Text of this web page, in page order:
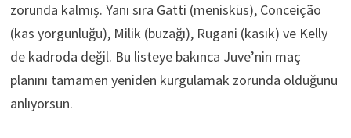
zorunda kalmış. Yanı sıra Gatti (menisküs), Conceição
(kas yorgunluğu), Milik (buzağı), Rugani (kasık) ve Kelly
de kadroda değil. Bu listeye bakınca Juve’nin maç
planını tamamen yeniden kurgulamak zorunda olduğunu
anlıyorsun.